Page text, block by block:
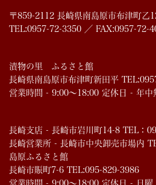
〒859-2112 長崎県南島原市布津町乙
TEL:0957-72-3350 ／ FAX:0957-72-
漬物の里 ふるさと館
長崎県南島原市布津町新田平
営業時間 - 9:00～18:00 定休日 - 年中
長崎支店 - 長崎市岩川町14-8 TEL：
長崎営業所 - 長崎市中央卸売市場内
島原ふるさと館
長崎市賑町7-6 TEL:095-829-3986
営業時間 - 9:00～18:00 定休日 - 日曜